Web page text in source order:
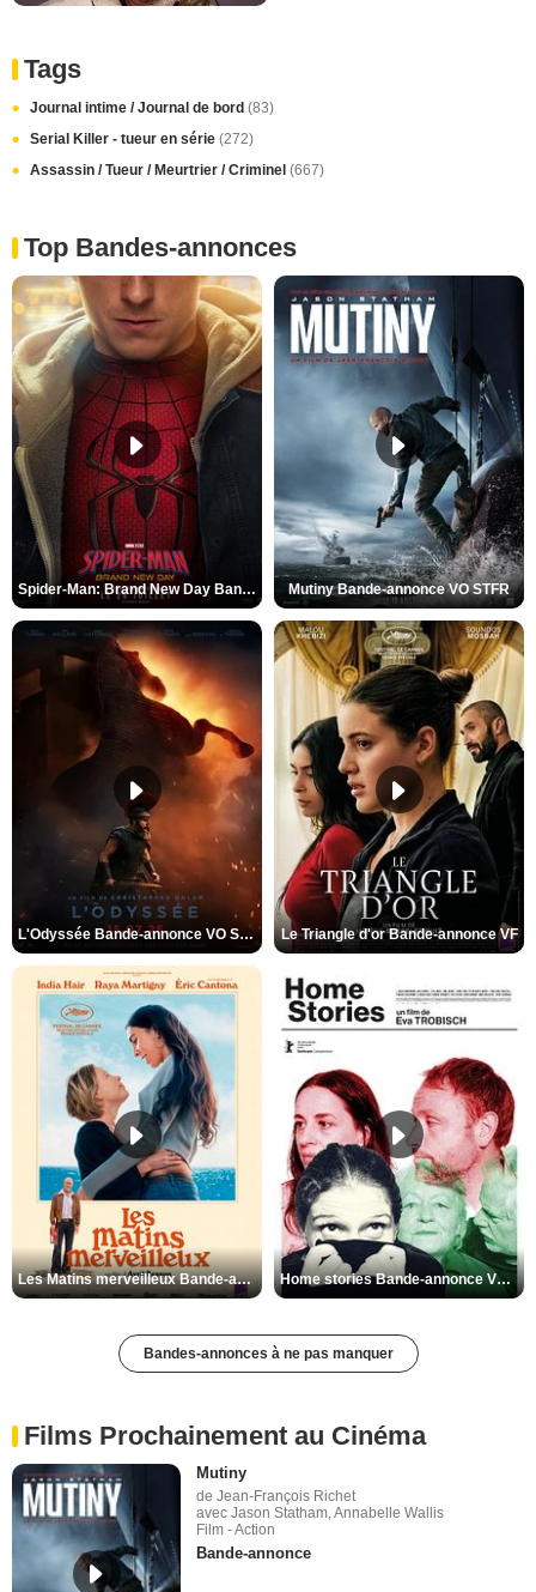
Tags
Journal intime / Journal de bord (83)
Serial Killer - tueur en série (272)
Assassin / Tueur / Meurtrier / Criminel (667)
Top Bandes-annonces
Spider-Man: Brand New Day Bande-annonce VO STFR Mutiny Bande-annonce VO STFR
L'Odyssée Bande-annonce VO STFR Le Triangle d'or Bande-annonce VF
Les Matins merveilleux Bande-annonce VF Home stories Bande-annonce VO STFR
Bandes-annonces à ne pas manquer
Films Prochainement au Cinéma
Mutiny
de Jean-François Richet
avec Jason Statham, Annabelle Wallis
Film - Action
Bande-annonce